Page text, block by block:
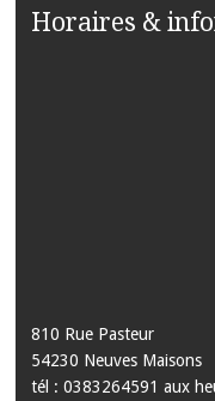
Horaires &
810 Rue Pasteur
54230 Neuves Maisons
tél : 0383264591 aux